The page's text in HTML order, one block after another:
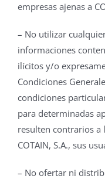
empresas ajenas a
– No utilizar
informaciones
ilícitos y/o
Condiciones
condiciones
para determinadas
resulten contrarios a
COTAIN, S.A., sus
– No ofertar ni